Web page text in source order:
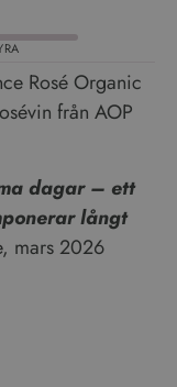
Rosé Organic
från AOP
dagar – ett
långt
mars 2026